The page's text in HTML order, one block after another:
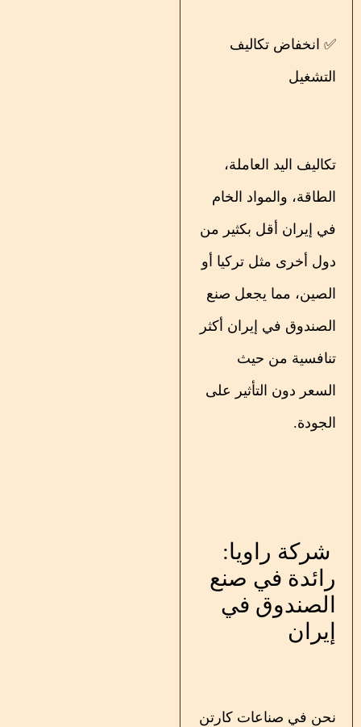
✅ انخفاض تكاليف
التشغيل
تكاليف اليد العاملة،
الطاقة، والمواد الخام
في إيران أقل بكثير من
دول أخرى مثل تركيا أو
الصين، مما يجعل صنع
الصندوق في إيران أكثر
تنافسية من حيث
السعر دون التأثير على
الجودة.
شركة راويا:
رائدة في صنع
الصندوق في
إيران
نحن في صناعات كارتن